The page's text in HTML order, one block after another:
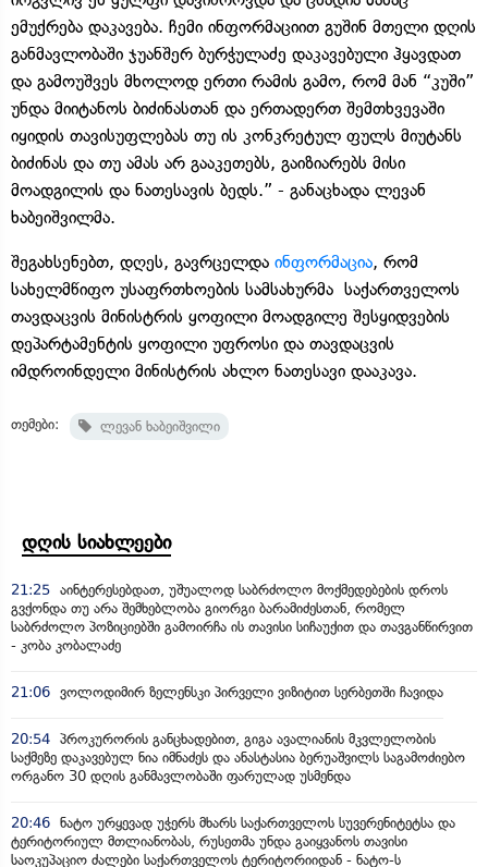
ემუქრება დაკავება. ჩემი ინფორმაციით გუშინ მთელი დღის
განმავლობაში ჯუანშერ ბურჭულაძე დაკავებული ჰყავდათ
და გამოუშვეს მხოლოდ ერთი რამის გამო, რომ მან “კუში”
უნდა მიიტანოს ბიძინასთან და ერთადერთ შემთხვევაში
იყიდის თავისუფლებას თუ ის კონკრეტულ ფულს მიუტანს
ბიძინას და თუ ამას არ გააკეთებს, გაიზიარებს მისი
მოადგილის და ნათესავის ბედს.” - განაცხადა ლევან
ხაბეიშვილმა.
შეგახსენებთ, დღეს, გავრცელდა ინფორმაცია, რომ
სახელმწიფო უსაფრთხოების სამსახურმა საქართველოს
თავდაცვის მინისტრის ყოფილი მოადგილე შესყიდვების
დეპარტამენტის ყოფილი უფროსი და თავდაცვის
იმდროინდელი მინისტრის ახლო ნათესავი დააკავა.
თემები: ლევან ხაბეიშვილი
დღის სიახლეები
21:25 აინტერესებდათ, უშუალოდ საბრძოლო მოქმედებების დროს
გვქონდა თუ არა შემხებლობა გიორგი ბარამიძესთან, რომელ
საბრძოლო პოზიციებში გამოირჩა ის თავისი სიჩაუქით და თავგანწირვით
- კობა კობალაძე
21:06 ვოლოდიმირ ზელენსკი პირველი ვიზიტით სერბეთში ჩავიდა
20:54 პროკურორის განცხადებით, გიგა ავალიანის მკვლელობის
საქმეზე დაკავებულ ნია იმნაძეს და ანასტასია ბერუაშვილს საგამოძიებო
ორგანო 30 დღის განმავლობაში ფარულად უსმენდა
20:46 ნატო ურყევად უჭერს მხარს საქართველოს სუვერენიტეტსა და
ტერიტორიულ მთლიანობას, რუსეთმა უნდა გაიყვანოს თავისი
საოკუპაციო ძალები საქართველოს ტერიტორიიდან - ნატო-ს